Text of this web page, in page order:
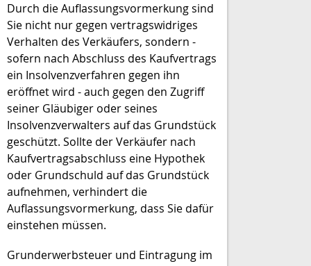
Durch die Auflassungsvormerkung sind
Sie nicht nur gegen vertragswidriges
Verhalten des Verkäufers, sondern -
sofern nach Abschluss des Kaufvertrags
ein Insolvenzverfahren gegen ihn
eröffnet wird - auch gegen den Zugriff
seiner Gläubiger oder seines
Insolvenzverwalters auf das Grundstück
geschützt. Sollte der Verkäufer nach
Kaufvertragsabschluss eine Hypothek
oder Grundschuld auf das Grundstück
aufnehmen, verhindert die
Auflassungsvormerkung, dass Sie dafür
einstehen müssen.
Grunderwerbsteuer und Eintragung im